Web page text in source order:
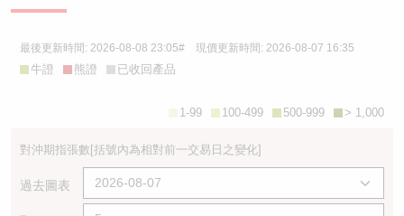
最後更新時間: 2026-08-08 23:05# 現價更新時間: 2026-08-07 16:35
牛證 熊證 已收回產品
> 1,000
500-999
100-499
1-99
對沖期指張數[括號內為相對前一交易日之變化]
過去圖表